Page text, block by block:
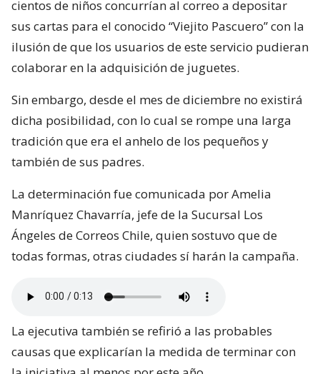
cientos de niños concurrían al correo a depositar
sus cartas para el conocido “Viejito Pascuero” con la
ilusión de que los usuarios de este servicio pudieran
colaborar en la adquisición de juguetes.
Sin embargo, desde el mes de diciembre no existirá
dicha posibilidad, con lo cual se rompe una larga
tradición que era el anhelo de los pequeños y
también de sus padres.
La determinación fue comunicada por Amelia
Manríquez Chavarría, jefe de la Sucursal Los
Ángeles de Correos Chile, quien sostuvo que de
todas formas, otras ciudades sí harán la campaña.
La ejecutiva también se refirió a las probables
causas que explicarían la medida de terminar con